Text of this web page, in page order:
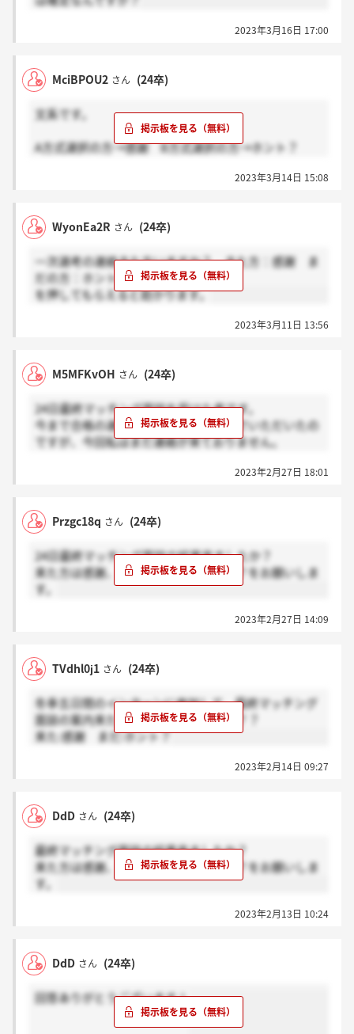
2023年3月16日 17:00
MciBPOU2 さん (24卒)
文系です。
A方式選択の方→感謝 B方式選択の方→ホント？
2023年3月14日 15:08
WyonEa2R さん (24卒)
一次選考の連絡きた方いますか？ きた方：感謝 ま
だの方：ホント？
を押してもらえると助かります。
2023年3月11日 13:56
M5MFKvOH さん (24卒)
24日最終マッチング面談を受けた者です。
今まで合格の連絡を面談の翌日に電話でいただいたの
ですが、今回私はまだ連絡が来ておりません。
2023年2月27日 18:01
Przgc18q さん (24卒)
24日最終マッチング面談の結果来ましたか？
来た方は感謝、来ていない方はホント？をお願いしま
す。
2023年2月27日 14:09
TVdhl0j1 さん (24卒)
冬季五日間のインターンに参加して、最終マッチング
面談の案内来た方いらっしゃいますか？？
来た:感謝 まだ:ホント？
2023年2月14日 09:27
DdD さん (24卒)
最終マッチング面談の結果来ましたか？
来た方は感謝、来ていない方はホント？をお願いしま
す。
2023年2月13日 10:24
DdD さん (24卒)
回答ありがとうございます！